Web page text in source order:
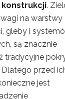
konstrukcji.
na warstwy
gleby i
są znacznie
tradycyjne
przed
jest